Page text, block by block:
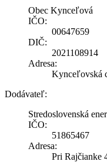
Obec Kynceľová
IČO:
00647659
DIČ:
2021108914
Adresa:
Kynceľovská
Dodávateľ:
Stredoslovenská
IČO:
51865467
Adresa:
Pri Rajčianke